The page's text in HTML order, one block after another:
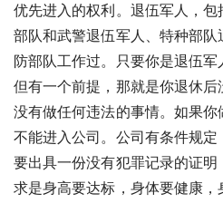
优先进入的权利。退伍军人，
部队和武警退伍军人、特种部
防部队工作过。只要你是退伍军
但有一个前提，那就是你退休
没有做任何违法的事情。如果
不能进入公司。公司有条件规
要出具一份没有犯罪记录的证
求是身高要达标，身体要健康